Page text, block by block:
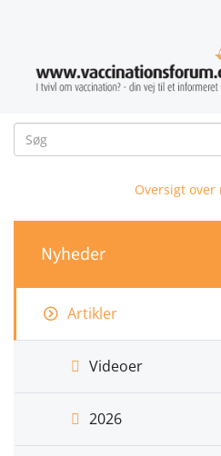
Oversigt over
Nyheder
Artikler
Videoer
2026